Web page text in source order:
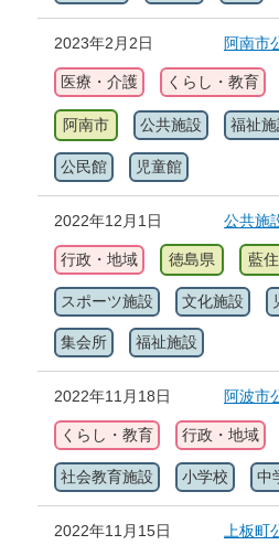
2023年2月2日 阿南市
医療・介護 くらし・教育
阿南市 公共施設 福祉施
公民館 児童館
2022年12月1日 公共施
行政・地域 徳島県 藍
スポーツ施設 文化施設
集会所 福祉施設
2022年11月18日 阿波市
くらし・教育 行政・地域
社会教育施設 小学校 中
2022年11月15日 上板町